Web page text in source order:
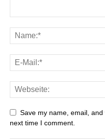
Save my name, email,
next time I comment.